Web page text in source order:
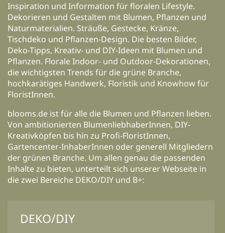
Inspiration und Information für floralen Lifestyle.
Dekorieren und Gestalten mit Blumen, Pflanzen und
Naturmaterialien. Sträuße, Gestecke, Kränze,
Tischdeko und Pflanzen-Design. Die besten Bilder,
Deko-Tipps, Kreativ- und DIY-Ideen mit Blumen und
Pflanzen. Florale Indoor- und Outdoor-Dekorationen,
die wichtigsten Trends für die grüne Branche,
hochkarätiges Handwerk, Floristik und Knowhow für
FloristInnen.
blooms.de ist für alle die Blumen und Pflanzen lieben.
Von ambitionierten BlumenliebhaberInnen, DIY-
Kreativköpfen bis hin zu Profi-FloristInnen,
Gartencenter-InhaberInnen oder generell Mitgliedern
der grünen Branche. Um allen genau die passenden
Inhalte zu bieten, unterteilt sich unserer Webseite in
die zwei Bereiche DEKO/DIY und B+:
DEKO/DIY